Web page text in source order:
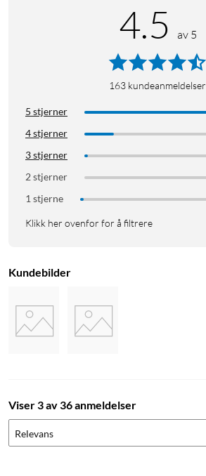
Tesla
4.5 av 5
163 kundeanmeldelser
5 stjerner
4 stjerner
3 stjerner
2 stjerner
1 stjerne
Klikk her ovenfor for å filtrere
Kundebilder
Viser 3 av 36 anmeldelser
Relevans